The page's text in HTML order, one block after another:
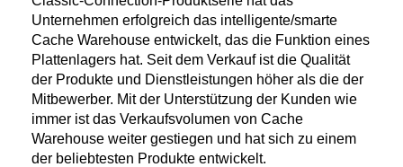
Unternehmen erfolgreich das intelligente/smarte
Cache Warehouse entwickelt, das die Funktion eines
Plattenlagers hat. Seit dem Verkauf ist die Qualität
der Produkte und Dienstleistungen höher als die der
Mitbewerber. Mit der Unterstützung der Kunden wie
immer ist das Verkaufsvolumen von Cache
Warehouse weiter gestiegen und hat sich zu einem
der beliebtesten Produkte entwickelt.